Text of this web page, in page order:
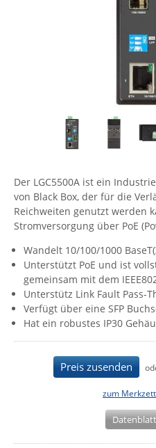
IP, WLAN & GSM Sensorik
IPC, Industrielle
Industrielle Netzwerktechnik
Wi-Fi - WLAN - Wireless
IT Netzwerktechnik /
Serverräume
RMA / Rücksendung / Support
Contemporary Controls
Enginko - mcf88
Gefen
Gude
High Sec Labs
HW group
Icron
IEC Lock
Kramer Electronics
Legrand
Der LGC5500A ist ein
von Black Box, der für die
Reichweiten genutzt werden
Stromversorgung über PoE
Wandelt 10/100/1000
Unterstützt PoE und ist
gemeinsam mit dem
Unterstütz Link Fault Pass-
Verfügt über eine SFP
Hat ein robustes IP30
Preis zusenden
zum